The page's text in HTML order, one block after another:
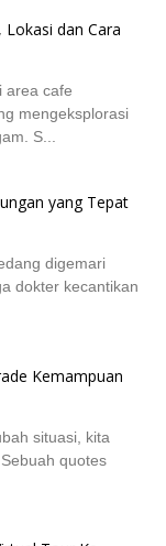
Lokasi dan Cara
area cafe
mengeksplorasi
S...
yang Tepat
digemari
dokter kecantikan
Kemampuan
situasi, kita
quotes